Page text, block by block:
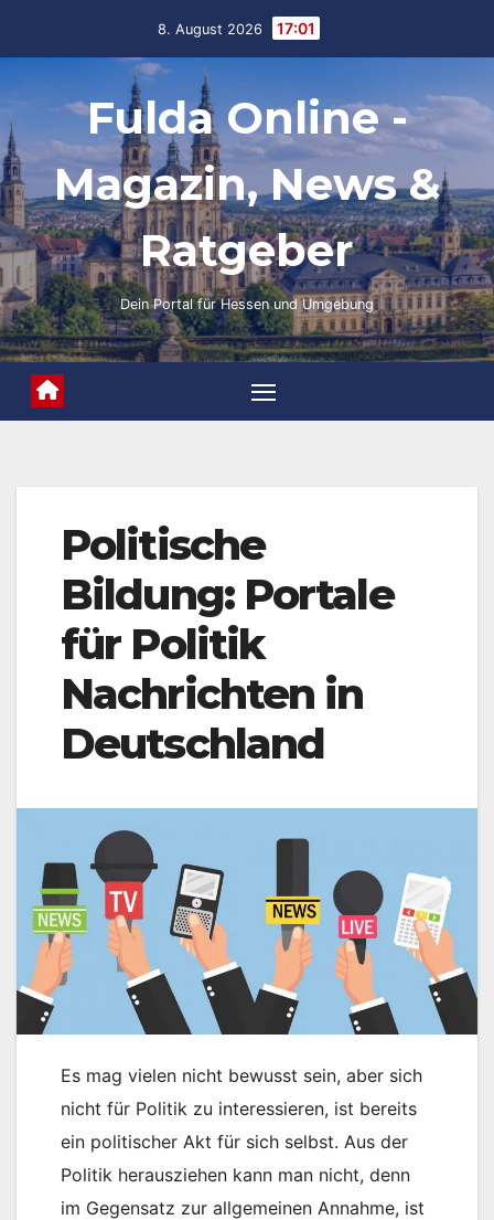
8. August 2026 17:01
Fulda Online -
Magazin, News &
Ratgeber
Dein Portal für Hessen und Umgebung
Politische
Bildung: Portale
für Politik
Nachrichten in
Deutschland
Es mag vielen nicht bewusst sein, aber sich
nicht für Politik zu interessieren, ist bereits
ein politischer Akt für sich selbst. Aus der
Politik herausziehen kann man nicht, denn
im Gegensatz zur allgemeinen Annahme, ist